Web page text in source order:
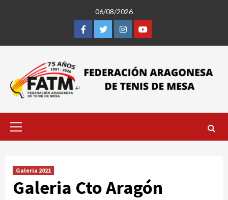
06/08/2026
Facebook
TwitterInstagramYoutube
Menú
Galeria 2021
Galeria Cto Aragón